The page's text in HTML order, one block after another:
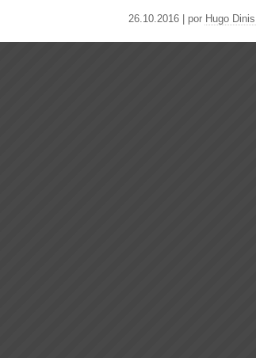
26.10.2016 | por Hugo Dinis